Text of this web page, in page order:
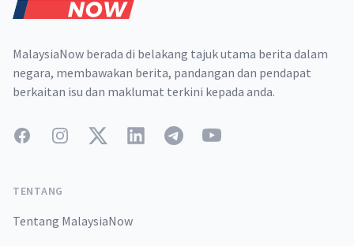
MalaysiaNow berada di belakang tajuk utama berita dalam
negara, membawakan berita, pandangan dan pendapat
berkaitan isu dan maklumat terkini kepada anda.
FacebookInstagramTwitterLinkedInTelegramYouTube
TENTANG
Tentang MalaysiaNow